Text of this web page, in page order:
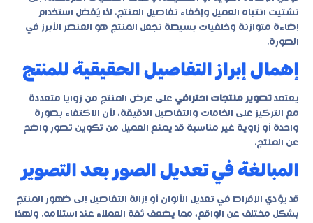
تشتيت انتباه العميل وإخفاء تفاصيل المنتج. لذا يُفضل استخدام
إضاءة متوازنة وخلفيات بسيطة تجعل المنتج هو العنصر الأبرز في
الصورة.
إهمال إبراز التفاصيل الحقيقية للمنتج
يعتمد تصوير منتجات احترافي على عرض المنتج من زوايا متعددة
مع التركيز على الخامات والتفاصيل الدقيقة، لأن الاكتفاء بصورة
واحدة أو زاوية غير مناسبة قد يمنع العميل من تكوين تصور واضح
عن المنتج.
المبالغة في تعديل الصور بعد التصوير
قد يؤدي الإفراط في تعديل الألوان أو إزالة التفاصيل إلى ظهور المنتج
بشكل مختلف عن الواقع، مما يضعف ثقة العملاء عند استلامه. ولهذا